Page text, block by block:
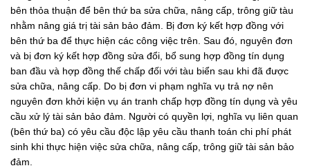
bên thỏa thuận để bên thứ ba sửa chữa, nâng cấp, trông giữ tàu
nhằm nâng giá trị tài sản bảo đảm. Bị đơn ký kết hợp đồng với
bên thứ ba để thực hiện các công việc trên. Sau đó, nguyên đơn
và bị đơn ký kết hợp đồng sửa đổi, bổ sung hợp đồng tín dụng
ban đầu và hợp đồng thế chấp đối với tàu biển sau khi đã được
sửa chữa, nâng cấp. Do bị đơn vi phạm nghĩa vụ trả nợ nên
nguyên đơn khởi kiện vụ án tranh chấp hợp đồng tín dụng và yêu
cầu xử lý tài sản bảo đảm. Người có quyền lợi, nghĩa vụ liên quan
(bên thứ ba) có yêu cầu độc lập yêu cầu thanh toán chi phí phát
sinh khi thực hiện việc sửa chữa, nâng cấp, trông giữ tài sản bảo
đảm.